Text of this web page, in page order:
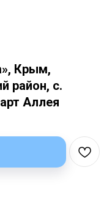
Крым,
район, с.
Аллея